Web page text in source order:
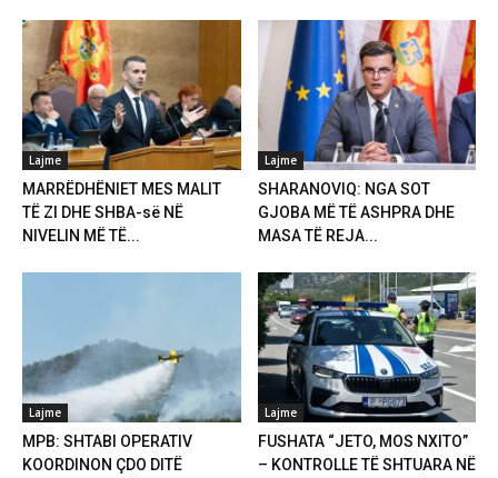
Lajme
MARRËDHËNIET MES MALIT
TË ZI DHE SHBA-së NË
NIVELIN MË TË...
Lajme
SHARANOVIQ: NGA SOT
GJOBA MË TË ASHPRA DHE
MASA TË REJA...
Lajme
MPB: SHTABI OPERATIV
KOORDINON ÇDO DITË
Lajme
FUSHATA “JETO, MOS NXITO”
– KONTROLLE TË SHTUARA NË